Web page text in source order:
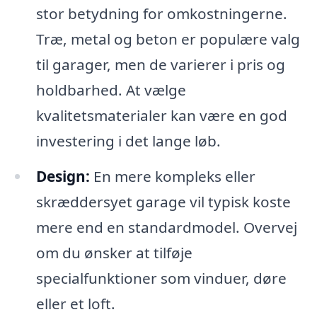
stor betydning for omkostningerne.
Træ, metal og beton er populære valg
til garager, men de varierer i pris og
holdbarhed. At vælge
kvalitetsmaterialer kan være en god
investering i det lange løb.
Design: En mere kompleks eller
skræddersyet garage vil typisk koste
mere end en standardmodel. Overvej
om du ønsker at tilføje
specialfunktioner som vinduer, døre
eller et loft.